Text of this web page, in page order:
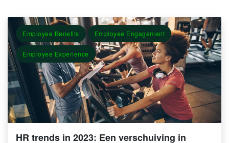
Employee Benefits Employee Engagement
Employee Experience
HR trends in 2023: Een verschuiving in